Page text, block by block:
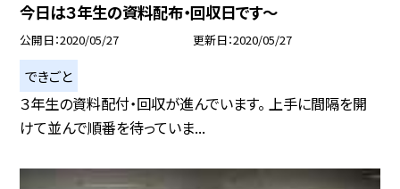
今日は３年生の資料配布・回収日です〜
公開日 2020/05/27 更新日 2020/05/27
できごと
３年生の資料配付・回収が進んでいます。 上手に間隔を開
けて並んで順番を待っていま...